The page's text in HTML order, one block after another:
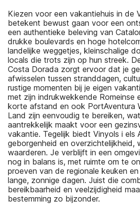
Kiezen voor een vakantiehuis in de
betekent bewust gaan voor een
een authentieke beleving van
drukke boulevards en hoge
landelijke weggetjes, kleinschalige
locals die trots zijn op hun streek.
Costa Dorada zorgt ervoor dat je
afwisselen tussen stranddagen,
rustige momenten bij je eigen
met zijn indrukwekkende Romeinse
korte afstand en ook PortAventura
Land zijn eenvoudig te bereiken,
aantrekkelijk maakt voor een
vakantie. Tegelijk biedt Vinyols i els
geborgenheid en overzichtelijkheid,
waarderen. Je verblijft in een
nog in balans is, met ruimte om te
proeven van de regionale keuken
lange, zonnige dagen. Juist die
bereikbaarheid en veelzijdigheid
bestemming zo bijzonder.